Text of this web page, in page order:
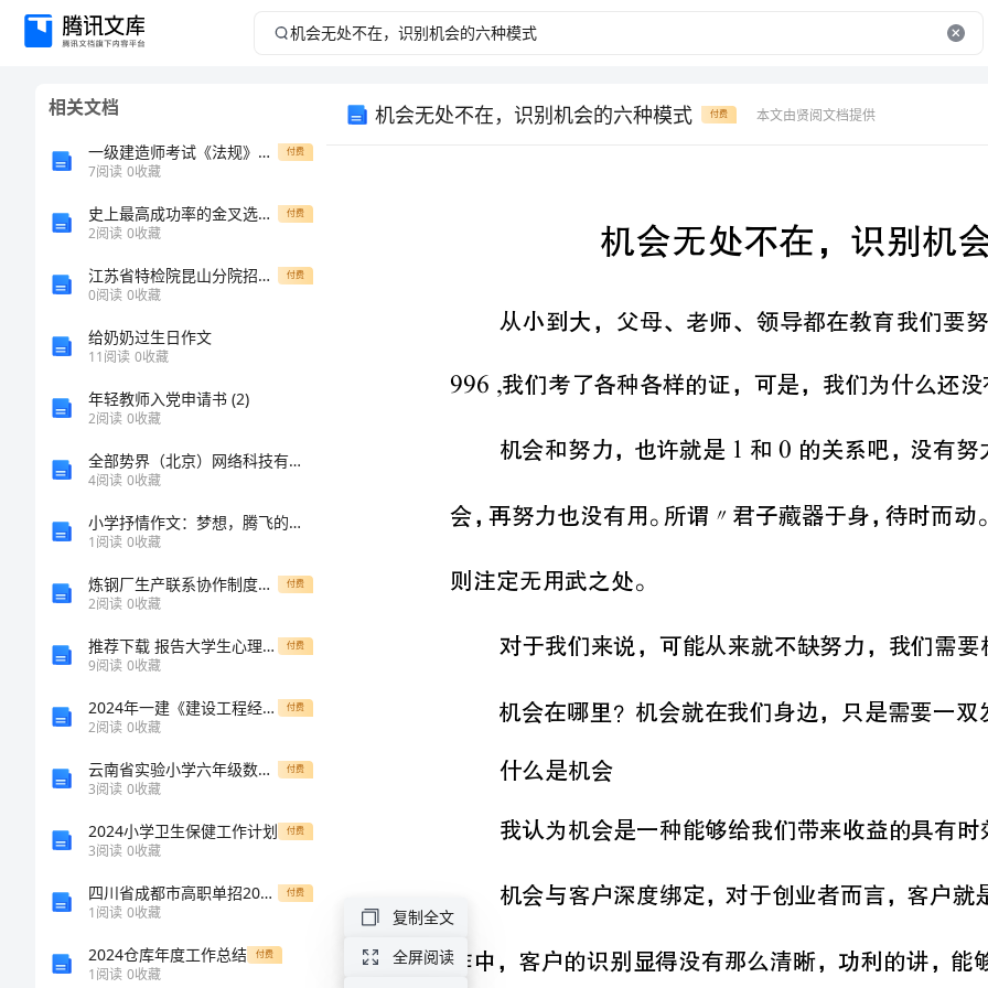
机
在，
在，
相关文档
一级建造师考试《法规》题库每日练习100题含答案[卷1672] 付费
7阅读 0收藏
史上最高成功率的金叉选股公式大全仅分享一次速度收藏! 付费
2阅读 0收藏
江苏省特检院昆山分院招考1名劳务派遣用工自我检测模拟卷2 付费
0阅读 0收藏
给奶奶过生日作文
11阅读 0收藏
年轻教师入党申请书 (2)
2阅读 0收藏
全部势界（北京）网络科技有限公司介绍企业发展分析报告
4阅读 0收藏
小学抒情作文：梦想，腾飞的翅膀
1阅读 0收藏
炼钢厂生产联系协作制度范文 付费
2阅读 0收藏
推荐下载 报告大学生心理健康教育自我成长报告 付费
9阅读 0收藏
2024年一建《建设工程经济》自我检测A卷（附答案） 付费
2阅读 0收藏
云南省实验小学六年级数学下学期开学检测试题 附答案 付费
3阅读 0收藏
2024小学卫生保健工作计划 付费
3阅读 0收藏
四川省成都市高职单招2023年英语真题及答案 付费
1阅读 0收藏
2024仓库年度工作总结 付费
1阅读 0收藏
机会无处不在，识别机会的六种模式 付费 本文由贤阅文档提供
复制全文
全屏阅读